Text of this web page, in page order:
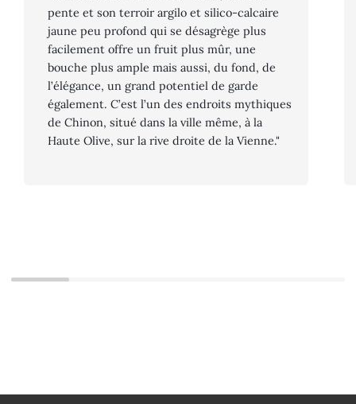
pente et son terroir argilo et silico-calcaire
jaune peu profond qui se désagrège plus
facilement offre un fruit plus mûr, une
bouche plus ample mais aussi, du fond, de
l’élégance, un grand potentiel de garde
également. C’est l’un des endroits mythiques
de Chinon, situé dans la ville même, à la
Haute Olive, sur la rive droite de la Vienne."